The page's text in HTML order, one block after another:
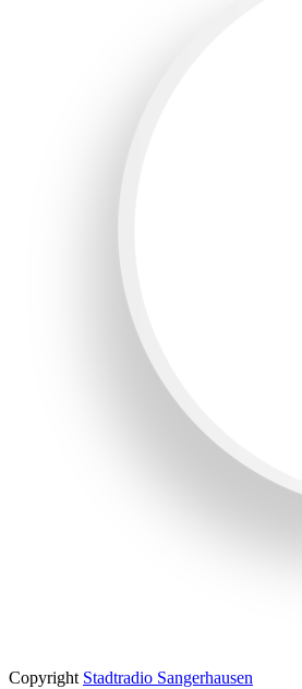
Copyright Stadtradio Sangerhausen